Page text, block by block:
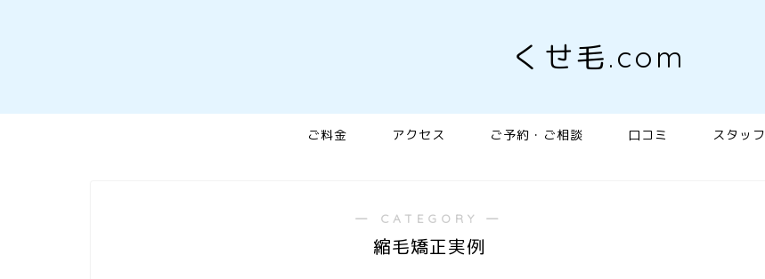
くせ毛.com
ご料金 アクセス ご予約・ご相談 口コミ スタッフ
― CATEGORY ―
縮毛矯正実例